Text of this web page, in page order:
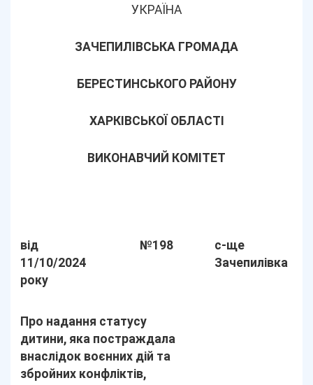
УКРАЇНА
ЗАЧЕПИЛІВСЬКА ГРОМАДА
БЕРЕСТИНСЬКОГО РАЙОНУ
ХАРКІВСЬКОЇ ОБЛАСТІ
ВИКОНАВЧИЙ КОМІТЕТ
від
11/10/2024
року
№198
с-ще
Зачепилівка
Про надання статусу
дитини, яка постраждала
внаслідок воєнних дій та
збройних конфліктів,